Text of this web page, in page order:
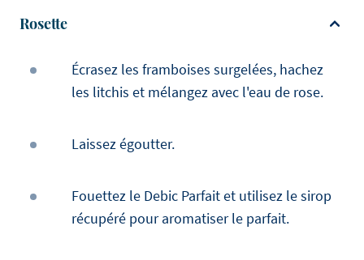
Rosette
Écrasez les framboises surgelées, hachez
les litchis et mélangez avec l'eau de rose.
Laissez égoutter.
Fouettez le Debic Parfait et utilisez le sirop
récupéré pour aromatiser le parfait.